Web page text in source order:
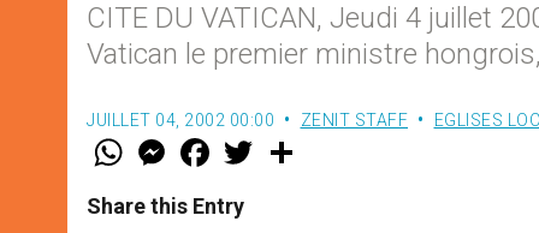
CITE DU VATICAN, Jeudi 4 juillet
Vatican le premier ministre
JUILLET 04, 2002 00:00 ZENIT STAFF EGLISES
W
t
s
M
e
s
e
F
a
e
b
w
Share this Entry